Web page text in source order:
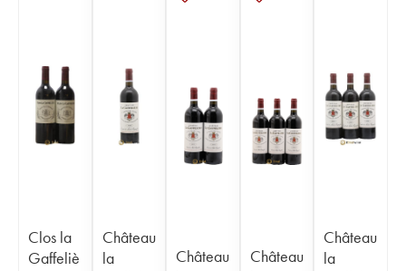
Clos la
Gaffeliè
Château
la
Château
Château
Château
la